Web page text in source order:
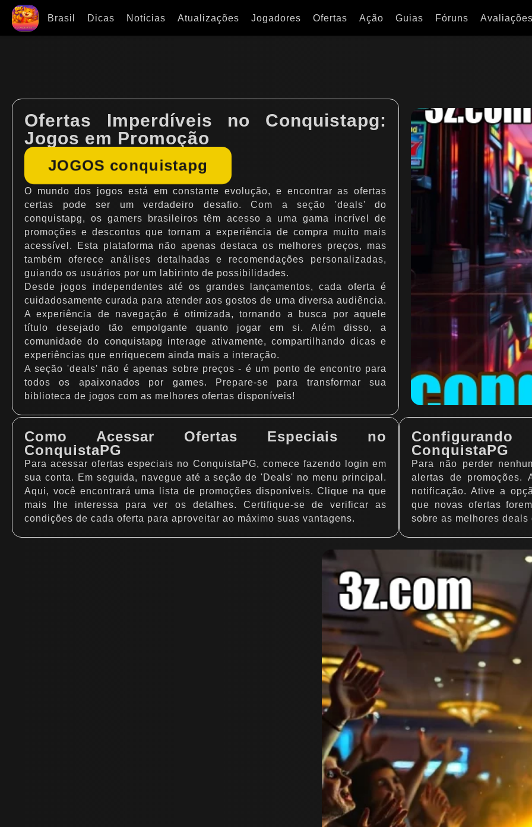
Brasil Dicas Notícias Atualizações Jogadores Ofertas Ação Guias Fóruns
Ofertas Imperdíveis no Conquistapg:
Jogos em Promoção
JOGOS conquistapg
O mundo dos jogos está em constante evolução, e encontrar as ofertas
certas pode ser um verdadeiro desafio. Com a seção 'deals' do
conquistapg, os gamers brasileiros têm acesso a uma gama incrível de
promoções e descontos que tornam a experiência de compra muito mais
acessível. Esta plataforma não apenas destaca os melhores preços, mas
também oferece análises detalhadas e recomendações personalizadas,
guiando os usuários por um labirinto de possibilidades.
Desde jogos independentes até os grandes lançamentos, cada oferta é
cuidadosamente curada para atender aos gostos de uma diversa audiência.
A experiência de navegação é otimizada, tornando a busca por aquele
título desejado tão empolgante quanto jogar em si. Além disso, a
comunidade do conquistapg interage ativamente, compartilhando dicas e
experiências que enriquecem ainda mais a interação.
A seção 'deals' não é apenas sobre preços - é um ponto de encontro para
todos os apaixonados por games. Prepare-se para transformar sua
biblioteca de jogos com as melhores ofertas disponíveis!
Como Acessar Ofertas Especiais no
ConquistaPG
Para acessar ofertas especiais no ConquistaPG, comece fazendo login em
sua conta. Em seguida, navegue até a seção de 'Deals' no menu principal.
Aqui, você encontrará uma lista de promoções disponíveis. Clique na que
mais lhe interessa para ver os detalhes. Certifique-se de verificar as
condições de cada oferta para aproveitar ao máximo suas vantagens.
ConquistaPG
Para não perder
alertas de promoções.
notificação. Ative a
que novas ofertas
sobre as melhores